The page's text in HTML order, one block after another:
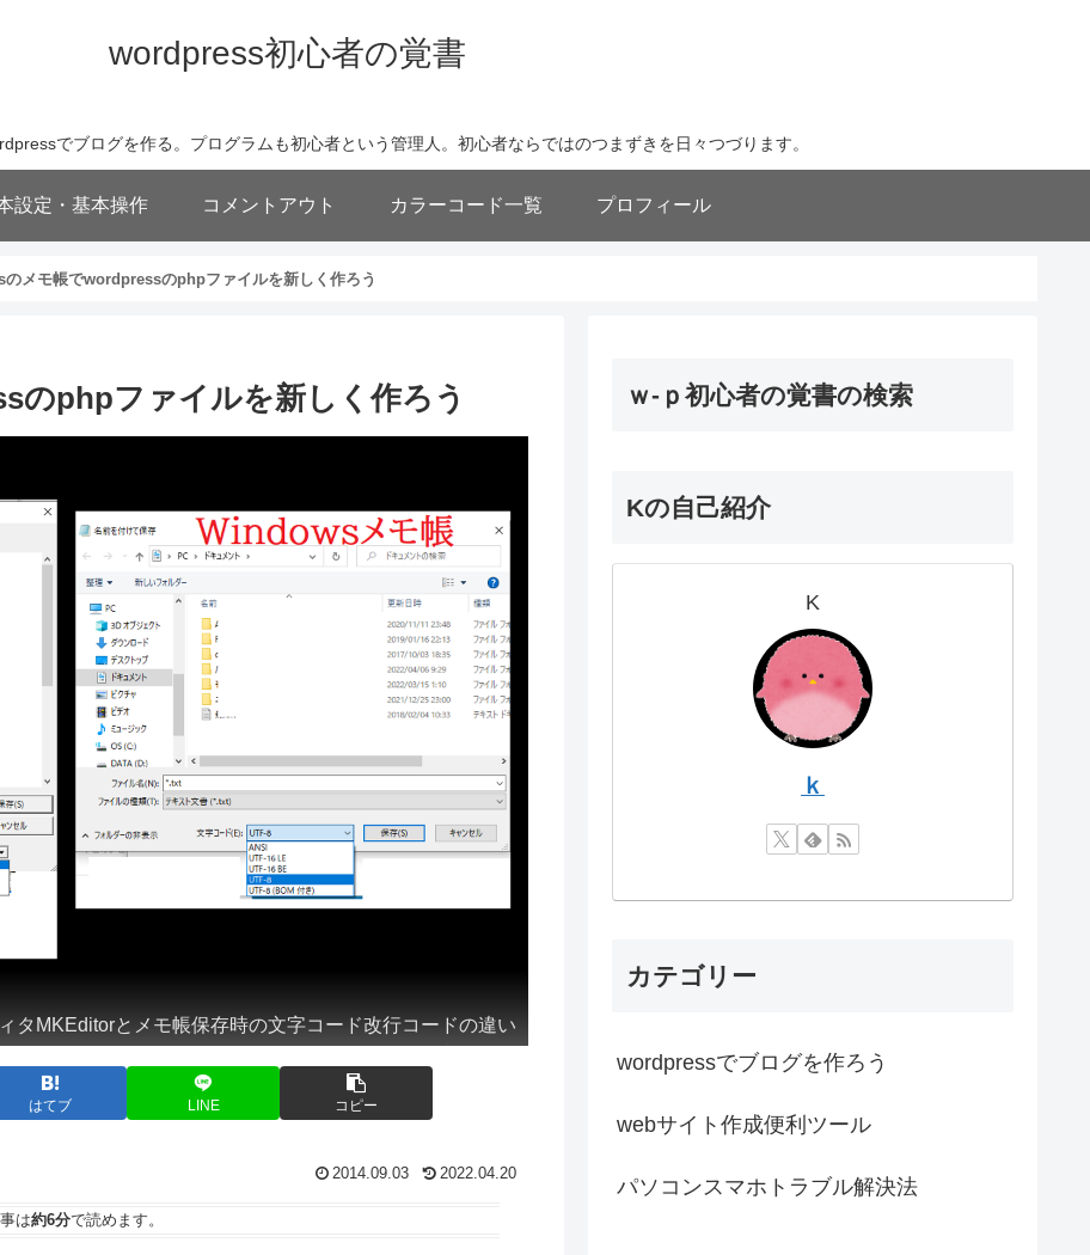
wordpress初心者の覚書
でブログを作る。プログラムも初心者という管理人。初心者ならではのつまずきを日々つづります。
設定・基本操作 コメントアウト カラーコード一覧 プロフィール
メモ帳でwordpressのphpファイルを新しく作ろう
phpファイルを新しく作ろう
タMKEditorとメモ帳保存時の文字コード改行コードの違い
はてブ LINE コピー
2014.09.03 2022.04.20
は約6分で読めます。
ｗ-ｐ初心者の覚書の検索
Kの自己紹介
K
ｋ
カテゴリー
wordpressでブログを作ろう
webサイト作成便利ツール
パソコンスマホトラブル解決法